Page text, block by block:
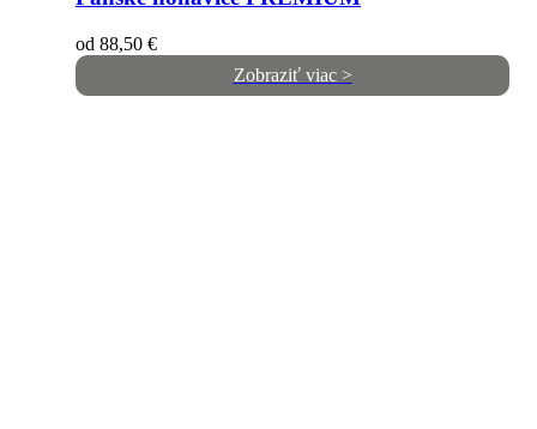
od 88,50 €
Zobraziť viac >